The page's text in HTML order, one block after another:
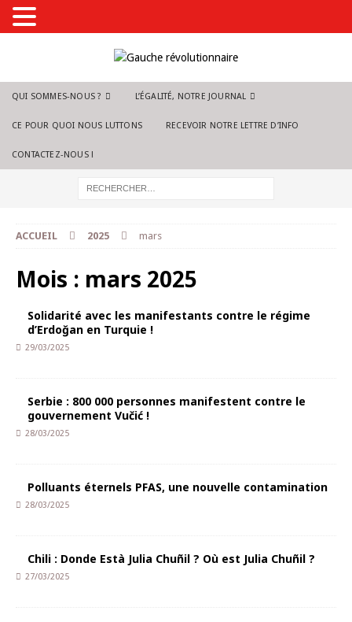
QUI SOMMES-NOUS ? L’ÉGALITÉ, NOTRE JOURNAL
CE POUR QUOI NOUS LUTTONS RECEVOIR NOTRE LETTRE D’INFO
CONTACTEZ-NOUS !
ACCUEIL 2025 mars
Mois : mars 2025
Solidarité avec les manifestants contre le régime
d’Erdoğan en Turquie !
29/03/2025
Serbie : 800 000 personnes manifestent contre le
gouvernement Vučić !
28/03/2025
Polluants éternels PFAS, une nouvelle contamination
28/03/2025
Chili : Donde Està Julia Chuñil ? Où est Julia Chuñil ?
27/03/2025